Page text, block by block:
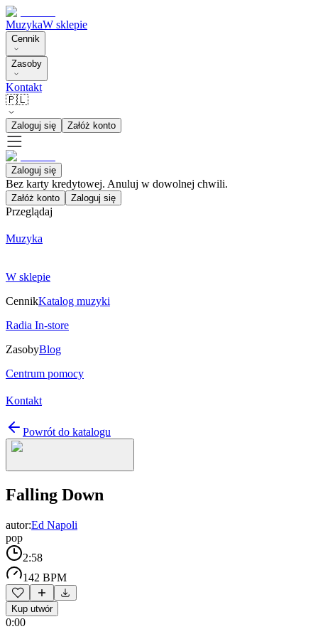
MuzykaW sklepie
Cennik
Zasoby
Kontakt
🇵🇱
Zaloguj się Załóż konto
Zaloguj się
Bez karty kredytowej. Anuluj w dowolnej chwili.
Załóż konto Zaloguj się
Przeglądaj
Muzyka
W sklepie
CennikKatalog muzyki
Radia In-store
ZasobyBlog
Centrum pomocy
Kontakt
Powrót do katalogu
Falling Down
autor:Ed Napoli
pop
2:58
142 BPM
Kup utwór
0:00